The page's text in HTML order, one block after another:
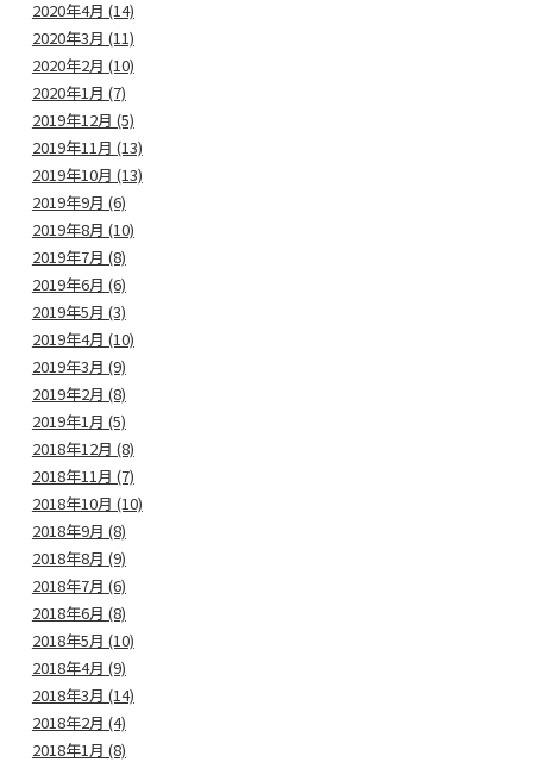
2020年4月 (14)
2020年3月 (11)
2020年2月 (10)
2020年1月 (7)
2019年12月 (5)
2019年11月 (13)
2019年10月 (13)
2019年9月 (6)
2019年8月 (10)
2019年7月 (8)
2019年6月 (6)
2019年5月 (3)
2019年4月 (10)
2019年3月 (9)
2019年2月 (8)
2019年1月 (5)
2018年12月 (8)
2018年11月 (7)
2018年10月 (10)
2018年9月 (8)
2018年8月 (9)
2018年7月 (6)
2018年6月 (8)
2018年5月 (10)
2018年4月 (9)
2018年3月 (14)
2018年2月 (4)
2018年1月 (8)